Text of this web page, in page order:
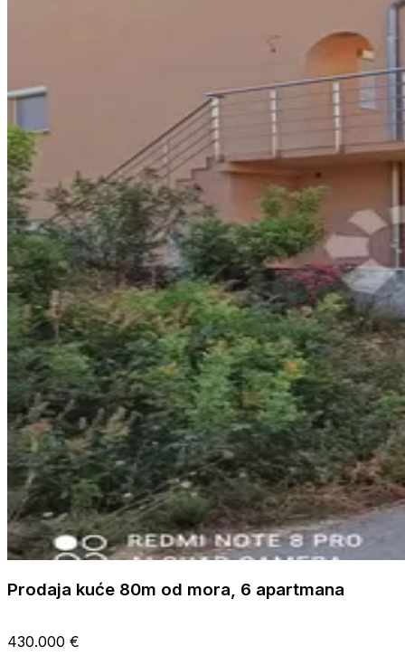
Prodaja kuće 80m od mora, 6 apartmana
430.000 €